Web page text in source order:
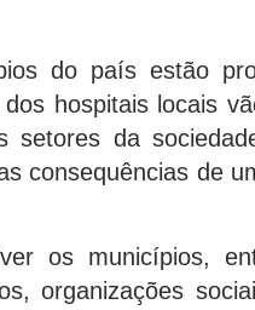
do país estão
hospitais locais
setores da
consequências de
os municípios,
organizações